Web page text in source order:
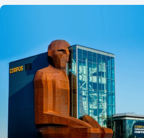
1 - 5 zalen
6 - 10 zalen
10 of meer zalen
Aantal personen
1 - 50 personen
50 - 100 personen
100 - 250 personen